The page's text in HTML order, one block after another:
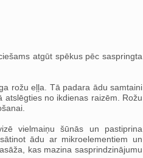
atgūt spēkus pēc saspringta
rožu eļļa. Tā padara ādu samtaini
no ikdienas raizēm. Rožu
vielmaiņu šūnās un pastiprina
ādu ar mikroelementiem un
kas mazina sasprindzinājumu